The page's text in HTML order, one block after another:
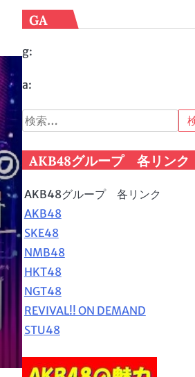
GA
g:
a:
検
索:
AKB48グループ 各リンク
AKB48グループ 各リンク
AKB48
SKE48
NMB48
HKT48
NGT48
REVIVAL!! ON DEMAND
STU48